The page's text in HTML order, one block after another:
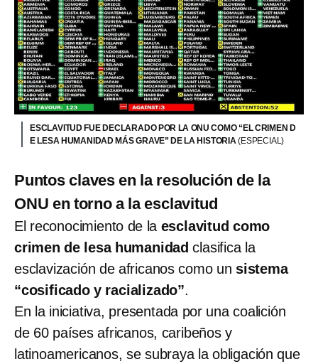
ESCLAVITUD FUE DECLARADO POR LA ONU COMO “EL CRIMEN D
E LESA HUMANIDAD MÁS GRAVE” DE LA HISTORIA(ESPECIAL)
Puntos claves en la resolución de la
ONU en torno a la esclavitud
El reconocimiento de la esclavitud como
crimen de lesa humanidad clasifica la
esclavización de africanos como un sistema
“cosificado y racializado”.
En la iniciativa, presentada por una coalición
de 60 países africanos, caribeños y
latinoamericanos, se subraya la obligación que